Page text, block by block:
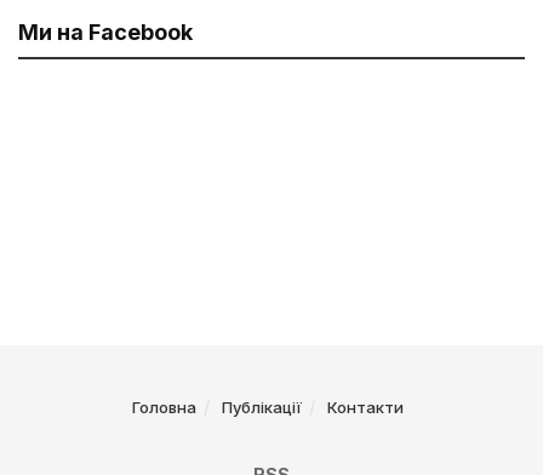
Ми на Facebook
Головна Публікації Контакти